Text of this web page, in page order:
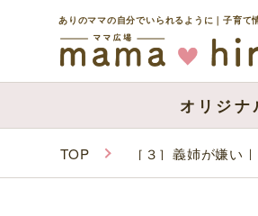
ありのママの自分でいられるように｜子育て
オリジナ
TOP ［３］義姉が嫌い